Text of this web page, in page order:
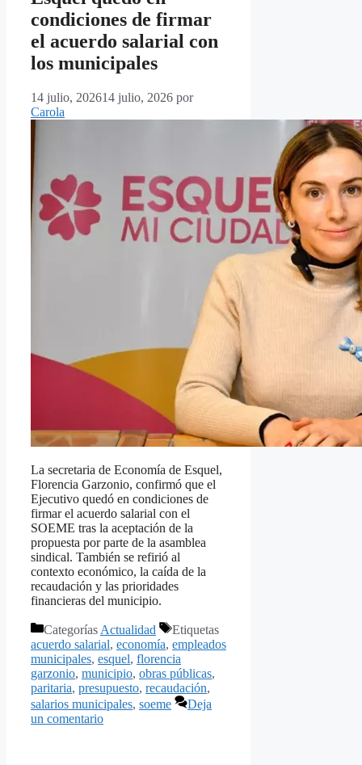
condiciones de firmar
el acuerdo salarial con
los municipales
14 julio, 202614 julio, 2026 por
Carola
La secretaria de Economía de Esquel,
Florencia Garzonio, confirmó que el
Ejecutivo quedó en condiciones de
firmar el acuerdo salarial con el
SOEME tras la aceptación de la
propuesta por parte de la asamblea
sindical. También se refirió al
contexto económico, la caída de la
recaudación y las prioridades
financieras del municipio.
Categorías Actualidad
Etiquetas
acuerdo salarial, economía, empleados
municipales, esquel, florencia
garzonio, municipio, obras públicas,
paritaria, presupuesto, recaudación,
salarios municipales, soeme
Deja
un comentario